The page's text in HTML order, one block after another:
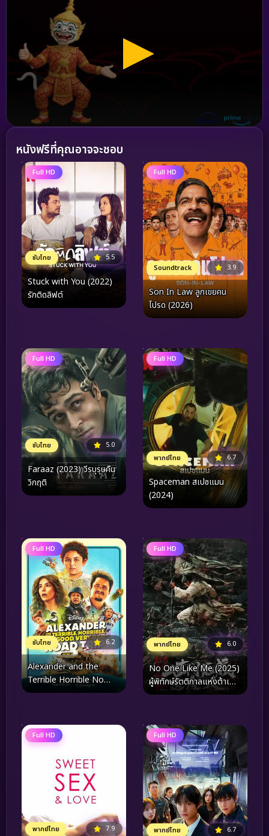
หนังฟรีที่คุณอาจจะชอบ
Full HD
ซับไทย 5.5
Stuck with You (2022)
รักติดลิฟต์
Full HD
Soundtrack 3.9
Son In Law ลูกเขยคน
โปรด (2026)
Full HD
ซับไทย 5.0
Faraaz (2023) วีรบุรุษคืน
วิกฤติ
Full HD
พากย์ไทย 6.7
Spaceman สเปซแมน
(2024)
Full HD
ซับไทย 6.2
Alexander and the
Terrible Horrible No
Good Very Bad Road
Full HD
พากย์ไทย 6.0
No One Like Me (2025)
ผู้พิทักษ์รัตติกาลแห่งต้าเฟิ่ง
ภาคพิเศษ
Full HD
พากย์ไทย 7.9
Full HD
พากย์ไทย 6.7